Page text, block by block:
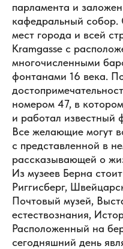
парламента и
кафедральный
мест города и всей
Kramgasse с
многочисленными
фонтанами 16 века.
номером 47, в
и работал известный
Все желающие могут
с представленной в
рассказывающей о
Из музеев Берна
Риггисберг,
Почтовый музей,
естествознания,
Расположенный на
сегодняшний день